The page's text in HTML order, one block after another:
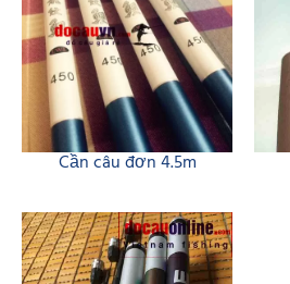
Cần câu đơn 4.5m